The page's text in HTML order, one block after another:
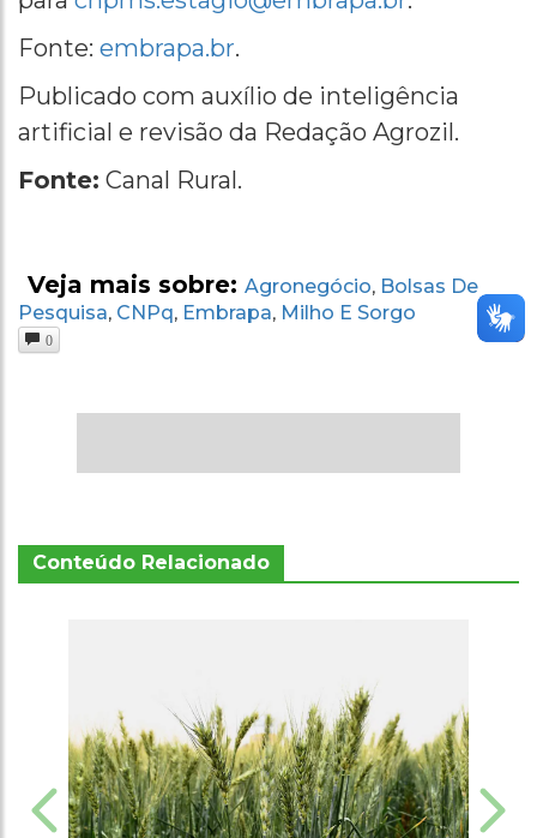
Fonte: embrapa.br.
Publicado com auxílio de inteligência
artificial e revisão da Redação Agrozil.
Fonte: Canal Rural.
Veja mais sobre: Agronegócio, Bolsas De
Pesquisa, CNPq, Embrapa, Milho E Sorgo
0
Conteúdo Relacionado